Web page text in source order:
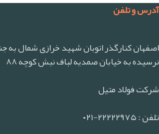
آدرس و تلفن
اصفهان کنارگذر اتوبان شهید خرازی شمال به
نرسیده به خیابان صمدیه لباف نبش کوچه ۸۸
شرکت فولاد متیل
تلفن : ۲۲۲۲۲۹۷۵-۰۲۱